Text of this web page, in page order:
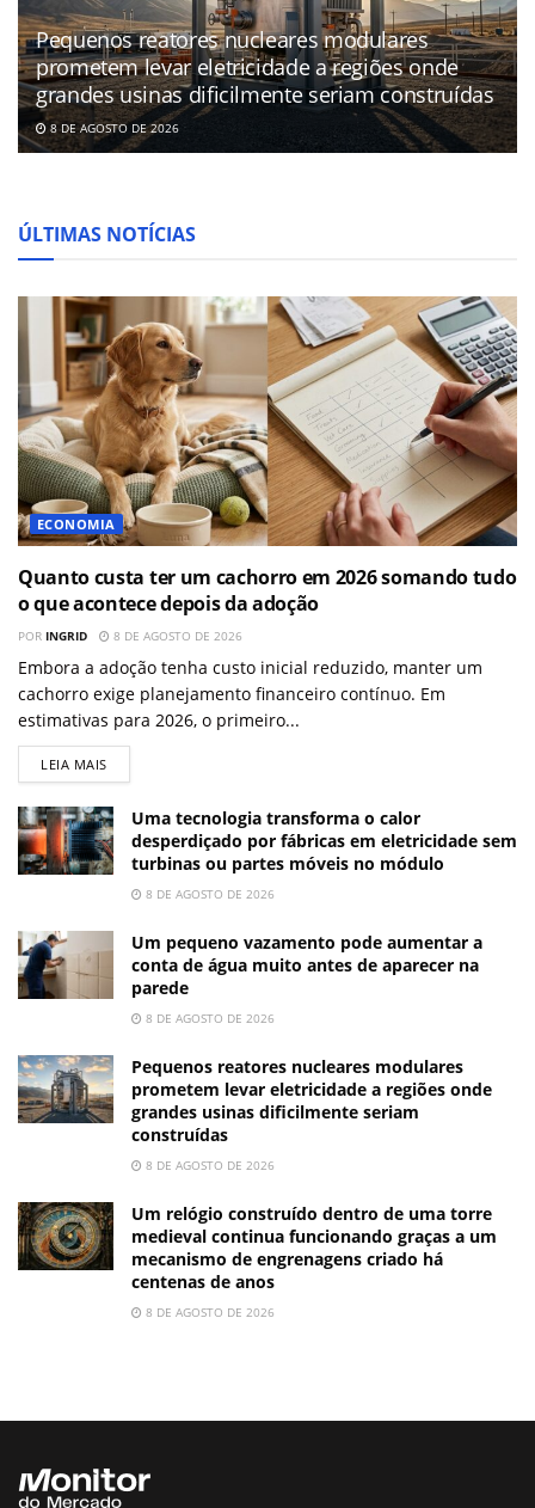
Pequenos reatores nucleares modulares
prometem levar eletricidade a regiões onde
grandes usinas dificilmente seriam construídas
8 DE AGOSTO DE 2026
ÚLTIMAS NOTÍCIAS
ECONOMIA
Quanto custa ter um cachorro em 2026 somando tudo
o que acontece depois da adoção
POR INGRID 8 DE AGOSTO DE 2026
Embora a adoção tenha custo inicial reduzido, manter um
cachorro exige planejamento financeiro contínuo. Em
estimativas para 2026, o primeiro...
LEIA MAIS
Uma tecnologia transforma o calor
desperdiçado por fábricas em eletricidade sem
turbinas ou partes móveis no módulo
8 DE AGOSTO DE 2026
Um pequeno vazamento pode aumentar a
conta de água muito antes de aparecer na
parede
8 DE AGOSTO DE 2026
Pequenos reatores nucleares modulares
prometem levar eletricidade a regiões onde
grandes usinas dificilmente seriam
construídas
8 DE AGOSTO DE 2026
Um relógio construído dentro de uma torre
medieval continua funcionando graças a um
mecanismo de engrenagens criado há
centenas de anos
8 DE AGOSTO DE 2026